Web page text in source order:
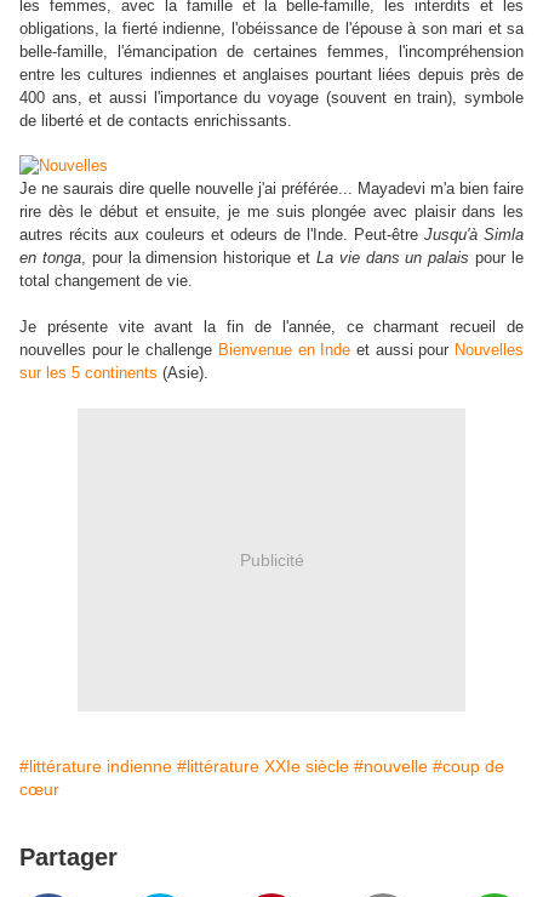
les femmes, avec la famille et la belle-famille, les interdits et les
obligations, la fierté indienne, l'obéissance de l'épouse à son mari et sa
belle-famille, l'émancipation de certaines femmes, l'incompréhension
entre les cultures indiennes et anglaises pourtant liées depuis près de
400 ans, et aussi l'importance du voyage (souvent en train), symbole
de liberté et de contacts enrichissants.
Je ne saurais dire quelle nouvelle j'ai préférée... Mayadevi m'a bien faire
rire dès le début et ensuite, je me suis plongée avec plaisir dans les
autres récits aux couleurs et odeurs de l'Inde. Peut-être Jusqu'à Simla
en tonga, pour la dimension historique et La vie dans un palais pour le
total changement de vie.
Je présente vite avant la fin de l'année, ce charmant recueil de
nouvelles pour le challenge Bienvenue en Inde et aussi pour Nouvelles
sur les 5 continents (Asie).
Publicité
#littérature indienne #littérature XXIe siècle #nouvelle #coup de
cœur
Partager